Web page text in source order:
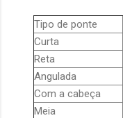
Tipo de ponte
Curta
Reta
Angulada
Com a cabeça
Meia